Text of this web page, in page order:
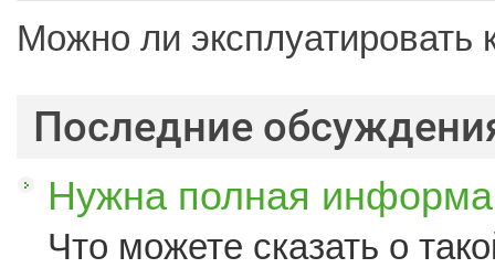
Можно ли эксплуатировать
Последние
Нужна полная
Что можете сказать о